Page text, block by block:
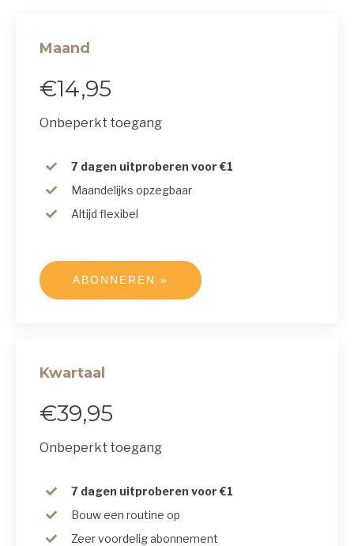
Maand
€14,95
Onbeperkt toegang
7 dagen uitproberen voor €1
Maandelijks opzegbaar
Altijd flexibel
ABONNEREN »
Kwartaal
€39,95
Onbeperkt toegang
7 dagen uitproberen voor €1
Bouw een routine op
Zeer voordelig abonnement